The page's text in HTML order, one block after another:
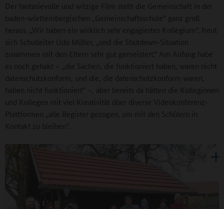
Der fantasievolle und witzige Film stellt die Gemeinschaft in der
baden-württembergischen „Gemeinschaftsschule“ ganz groß
heraus. „Wir haben ein wirklich sehr engagiertes Kollegium“, freut
sich Schulleiter Udo Müller, „und die Shutdown-Situation
zusammen mit den Eltern sehr gut gemeistert.“ Am Anfang habe
es noch gehakt – „die Sachen, die funktioniert haben, waren nicht
datenschutzkonform, und die, die datenschutzkonform waren,
haben nicht funktioniert“ –, aber bereits da hätten die Kolleginnen
und Kollegen mit viel Kreativität über diverse Videokonferenz-
Plattformen „alle Register gezogen, um mit den Schülern in
Kontakt zu bleiben“.